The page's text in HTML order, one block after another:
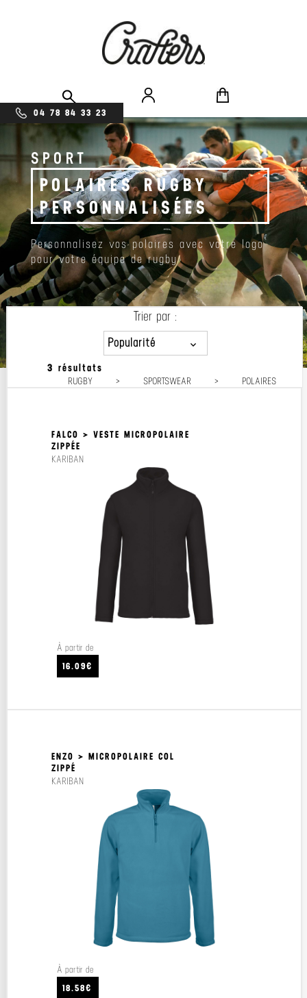
04 78 84 33 23
SPORT
POLAIRES RUGBY
PERSONNALISÉES
Personnalisez vos polaires avec votre logo
pour votre équipe de rugby
3 résultats
RUGBY > SPORTSWEAR > POLAIRES
Trier par :
Popularité
Prix décroissant
FALCO > VESTE MICROPOLAIRE
ZIPPÉE
KARIBAN
À partir de
16.09€
ENZO > MICROPOLAIRE COL
ZIPPÉ
KARIBAN
À partir de
18.58€